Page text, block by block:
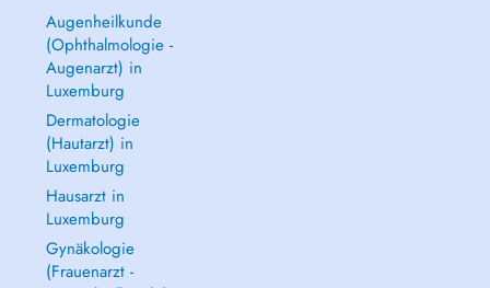
Augenheilkunde
(Ophthalmologie -
Augenarzt) in
Luxemburg
Dermatologie
(Hautarzt) in
Luxemburg
Hausarzt in
Luxemburg
Gynäkologie
(Frauenarzt -